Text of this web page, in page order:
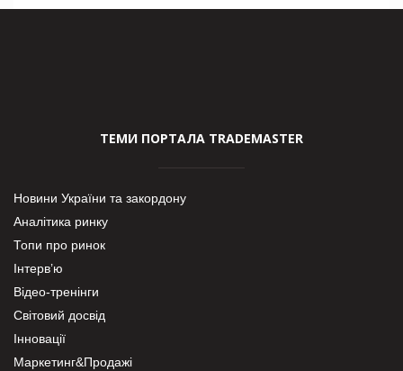
ТЕМИ ПОРТАЛА TRADEMASTER
Новини України та закордону
Аналітика ринку
Топи про ринок
Інтерв’ю
Відео-тренінги
Світовий досвід
Інновації
Маркетинг&Продажі